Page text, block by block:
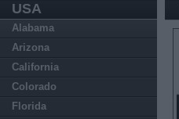
USA
Alabama
Arizona
California
Colorado
Florida